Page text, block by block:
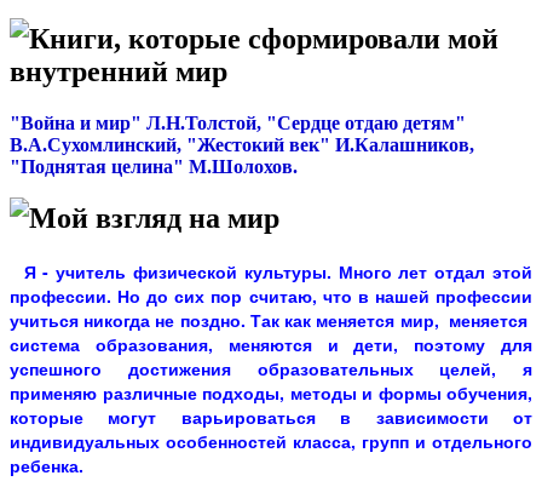
Книги, которые сформировали мой
внутренний мир
"Война и мир" Л.Н.Толстой, "Сердце отдаю детям"
В.А.Сухомлинский, "Жестокий век" И.Калашников,
"Поднятая целина" М.Шолохов.
Мой взгляд на мир
Я - учитель физической культуры. Много лет отдал этой
профессии. Но до сих пор считаю, что в нашей профессии
учиться никогда не поздно. Так как меняется мир, меняется
система образования, меняются и дети, поэтому для
успешного достижения образовательных целей, я
применяю различные подходы, методы и формы обучения,
которые могут варьироваться в зависимости от
индивидуальных особенностей класса, групп и отдельного
ребенка.